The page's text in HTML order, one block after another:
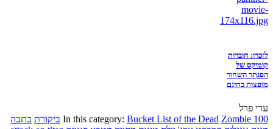
לזכרו: חוברות
קומיקס של
הפנתר השחור
מופצות בחינם
עדי פרל
In this category: Bucket List of the Dead Zombie 100 ביקורת כתבה